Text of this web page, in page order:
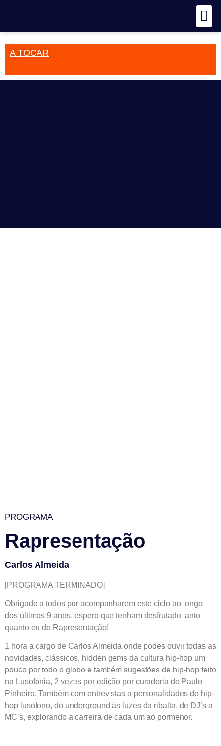
A TOCAR
PROGRAMA
Rapresentação
Carlos Almeida
[PROGRAMA TERMINADO]
Obrigado a todos por acompanharem este ciclo ao longo
dos últimos 9 anos, espero que tenham desfrutado tanto
quanto eu do Rapresentação!
1 hora a cargo de Carlos Almeida onde podes ouvir todas as
novidades, clássicos, hidden gems da cultura hip-hop um
pouco por todo o globo e também sugestões de hip-hop feito
na Lusofonia, 2 vezes por edição por curadoria do Paulo
Pinheiro. Também com entrevistas a personalidades do hip-
hop lusófono, do underground às luzes da ribalta, de DJ’s a
MC’s, explorando a carreira de cada um ao pormenor.